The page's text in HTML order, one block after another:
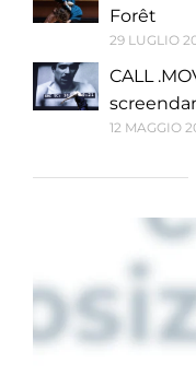
Forêt
29 LUGLIO
CALL
12 MAGGIO